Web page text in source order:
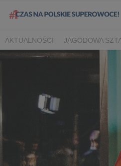
AKTUALNOŚCI JAGODOWA
DLA HANDLU
DLA MEDIÓW
WYBORY 2022